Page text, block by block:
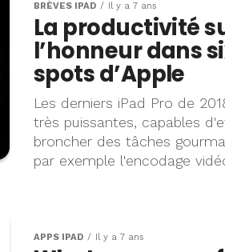
BRÈVES IPAD Il y a 7 ans
La productivité
l’honneur dans
spots d’Apple
Les derniers iPad Pro de
très puissantes, capables
broncher des tâches
par exemple l'encodage
APPS IPAD Il y a 7 ans